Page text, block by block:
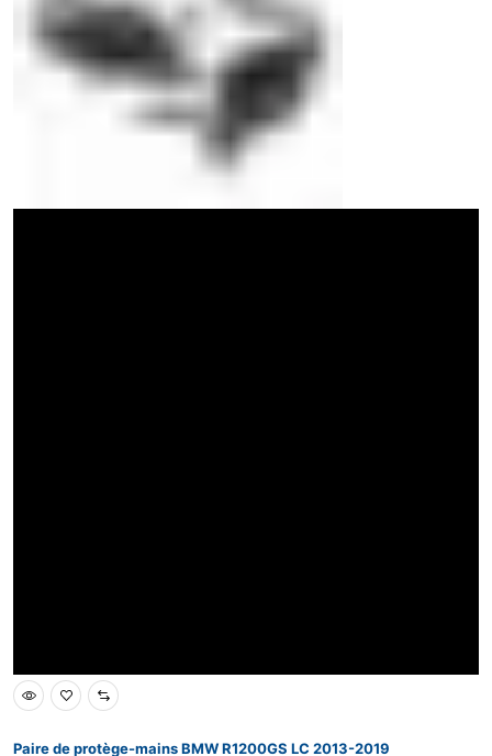
Paire de protège-mains BMW R1200GS LC 2013-2019